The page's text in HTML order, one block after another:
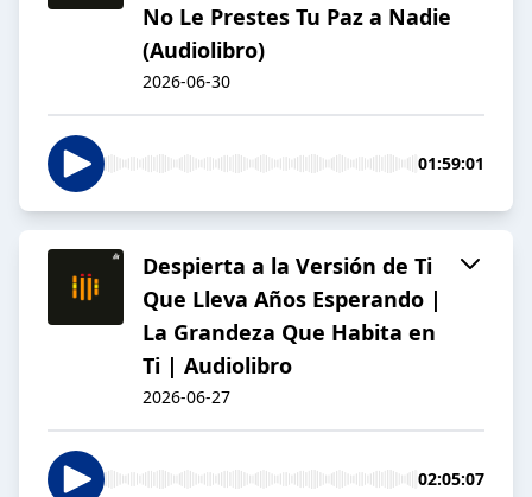
No Le Prestes Tu Paz a Nadie
(Audiolibro)
2026-06-30
01:59:01
Despierta a la Versión de Ti
Que Lleva Años Esperando |
La Grandeza Que Habita en
Ti | Audiolibro
2026-06-27
02:05:07